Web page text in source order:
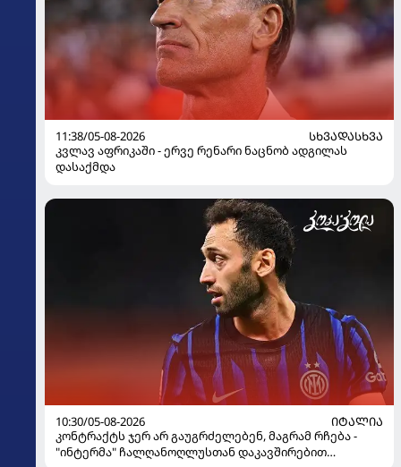
11:38/05-08-2026
ᲡᲮᲕᲐᲓᲐᲡᲮᲕᲐ
კვლავ აფრიკაში - ერვე რენარი ნაცნობ ადგილას
დასაქმდა
10:30/05-08-2026
ᲘᲢᲐᲚᲘᲐ
კონტრაქტს ჯერ არ გაუგრძელებენ, მაგრამ რჩება -
"ინტერმა" ჩალღანოღლუსთან დაკავშირებით